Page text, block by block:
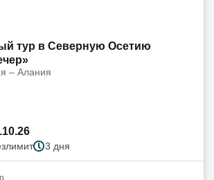
тур в Северную Осетию
– Алания
3 дня